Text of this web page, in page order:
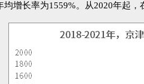
增长率为1559%。从2020年起